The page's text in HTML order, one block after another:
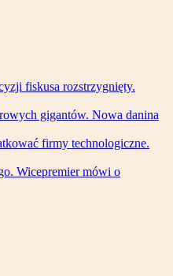
fiskusa rozstrzygnięty.
gigantów. Nowa danina
firmy technologiczne.
Wicepremier mówi o